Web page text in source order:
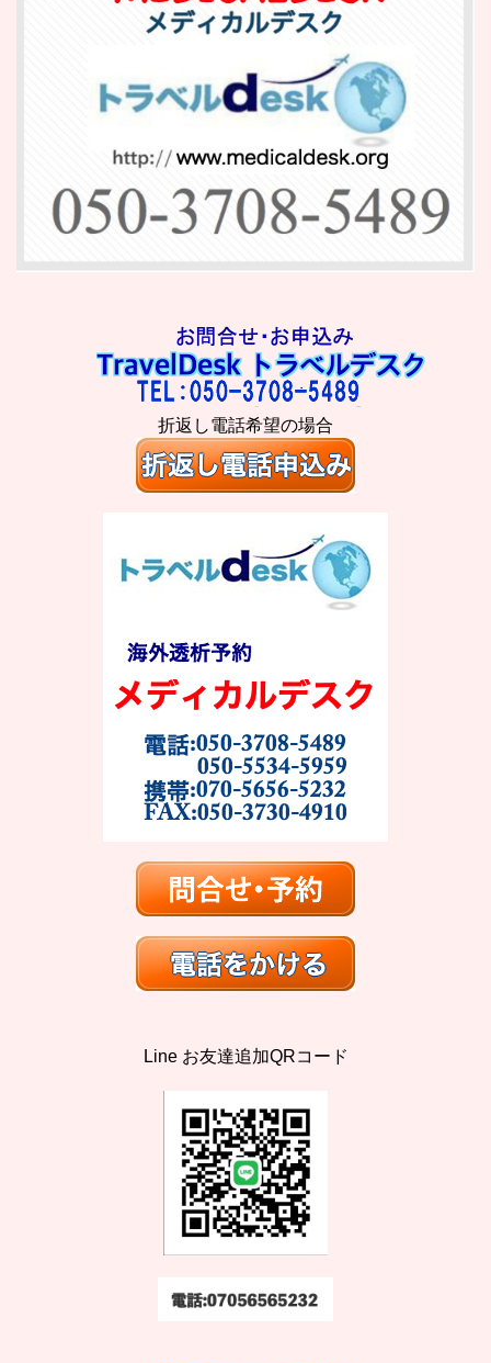
折返し電話希望の場合
Line お友達追加QRコード